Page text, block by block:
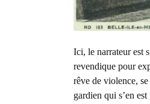
Ici, le narrateur est
revendique pour
rêve de violence,
gardien qui s’en